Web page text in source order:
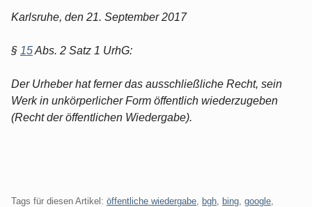
Karlsruhe, den 21. September 2017
§ 15Abs. 2 Satz 1 UrhG:
Der Urheber hat ferner das ausschließliche Recht, sein
Werk in unkörperlicher Form öffentlich wiederzugeben
(Recht der öffentlichen Wiedergabe).
Tags für diesen Artikel: öffentliche wiedergabe bgh bing google